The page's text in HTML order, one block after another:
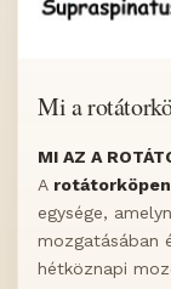
Mi a
MI AZ A
A
egysége,
mozgatásában
hétköznapi